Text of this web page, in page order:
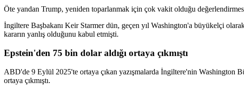
Öte yandan Trump, yeniden toparlanmak için çok vakit olduğu
İngiltere Başbakanı Keir Starmer dün, geçen yıl Washington'a büyükelçi
kararın yanlış olduğunu kabul etmişti.
Epstein'den 75 bin dolar aldığı ortaya çıkmıştı
ABD'de 9 Eylül 2025'te ortaya çıkan yazışmalarda İngiltere'nin Washington
ortaya çıkmıştı.